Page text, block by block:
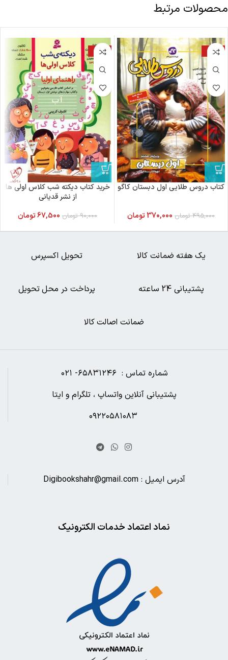
محصولات مرتبط
-25%
کتاب دروس طلایی اول دبستان کاگو
495,000 تومان 370,000تومان
-25%
خرید کتاب دیکته شب کلاس اولی ها
از نشر قدیانی
90,000 تومان 67,500تومان
ضمانت اصالت کالا
پرداخت در محل تحویل پشتیبانی 24 ساعته
تحویل اکسپرس یک هفته ضمانت کالا
شماره تماس : ۶۵۸۳۱۲۴۶- ۰۲۱
پشتیبانی آنلاین واتساپ ، تلگرام و ایتا
آدرس ایمیل : Digibookshahr@gmail.com
نماد اعتماد خدمات الکترونیک